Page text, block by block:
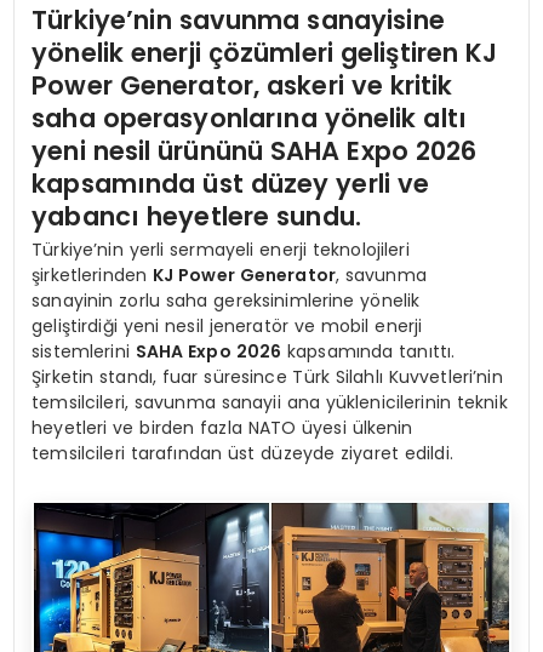
Türkiye’nin savunma sanayisine
yönelik enerji çözümleri geliştiren KJ
Power Generator, askeri ve kritik
saha operasyonlarına yönelik altı
yeni nesil ürününü SAHA Expo 2026
kapsamında üst düzey yerli ve
yabancı heyetlere sundu.
Türkiye’nin yerli sermayeli enerji teknolojileri
şirketlerinden KJ Power Generator, savunma
sanayinin zorlu saha gereksinimlerine yönelik
geliştirdiği yeni nesil jeneratör ve mobil enerji
sistemlerini SAHA Expo 2026 kapsamında tanıttı.
Şirketin standı, fuar süresince Türk Silahlı Kuvvetleri’nin
temsilcileri, savunma sanayii ana yüklenicilerinin teknik
heyetleri ve birden fazla NATO üyesi ülkenin
temsilcileri tarafından üst düzeyde ziyaret edildi.